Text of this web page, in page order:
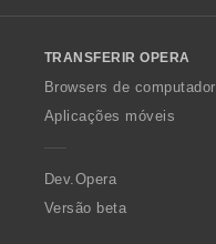
w
O
p
a
TRANSFERIR OPERA
Browsers de computador
Aplicações móveis
Dev.Opera
Versão beta